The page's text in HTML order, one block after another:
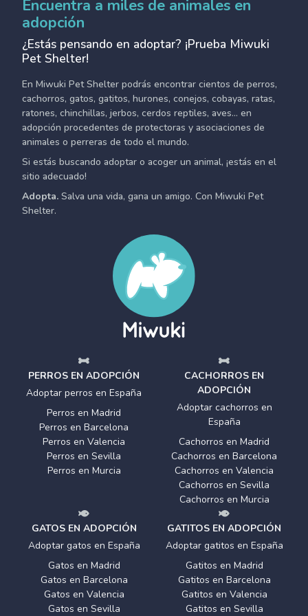
Encuentra a miles de animales en
adopción
¿Estás pensando en adoptar? ¡Prueba Miwuki
Pet Shelter!
En Miwuki Pet Shelter podrás encontrar cientos de perros,
cachorros, gatos, gatitos, hurones, conejos, cobayas, ratas,
ratones, chinchillas, jerbos, cerdos reptiles, aves... en
adopción procedentes de protectoras y asociaciones de
animales o perreras de todo el mundo.
Si estás buscando adoptar o acoger un animal, ¡estás en el
sitio adecuado!
Adopta. Salva una vida, gana un amigo. Con Miwuki Pet
Shelter.
PERROS EN ADOPCIÓN
Adoptar perros en España
Perros en Madrid
Perros en Barcelona
Perros en Valencia
Perros en Sevilla
Perros en Murcia
CACHORROS EN
ADOPCIÓN
Adoptar cachorros en
España
Cachorros en Madrid
Cachorros en Barcelona
Cachorros en Valencia
Cachorros en Sevilla
Cachorros en Murcia
GATOS EN ADOPCIÓN
Adoptar gatos en España
Gatos en Madrid
Gatos en Barcelona
Gatos en Valencia
Gatos en Sevilla
GATITOS EN ADOPCIÓN
Adoptar gatitos en España
Gatitos en Madrid
Gatitos en Barcelona
Gatitos en Valencia
Gatitos en Sevilla